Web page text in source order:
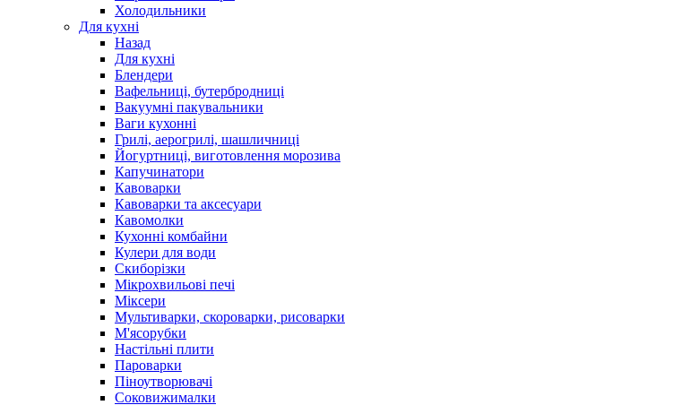
Холодильники
Для кухні
Назад
Для кухні
Блендери
Вафельниці, бутербродниці
Вакуумні пакувальники
Ваги кухонні
Грилі, аерогрилі, шашличниці
Йогуртниці, виготовлення морозива
Капучинатори
Кавоварки
Кавоварки та аксесуари
Кавомолки
Кухонні комбайни
Кулери для води
Скиборізки
Мікрохвильові печі
Міксери
Мультиварки, скороварки, рисоварки
М'ясорубки
Настільні плити
Пароварки
Піноутворювачі
Соковижималки